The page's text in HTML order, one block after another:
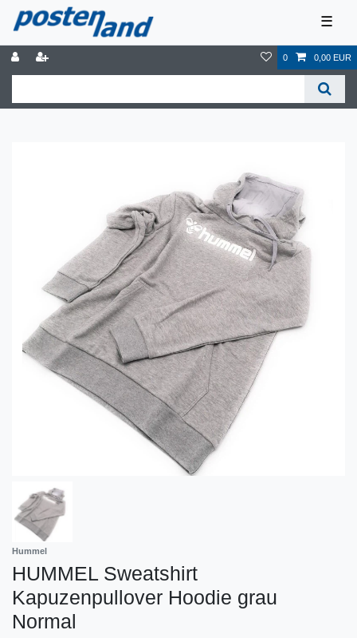
☰
0 0,00 EUR
Hummel
HUMMEL Sweatshirt
Kapuzenpullover Hoodie grau
Normal